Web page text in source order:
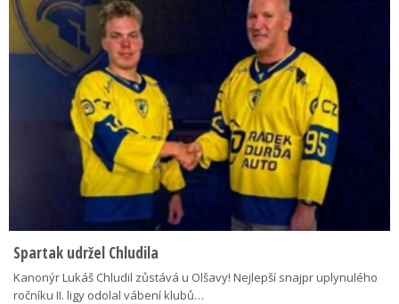
Spartak udržel Chludila
Kanonýr Lukáš Chludil zůstává u Olšavy! Nejlepší snajpr uplynulého
ročníku II. ligy odolal vábení klubů…